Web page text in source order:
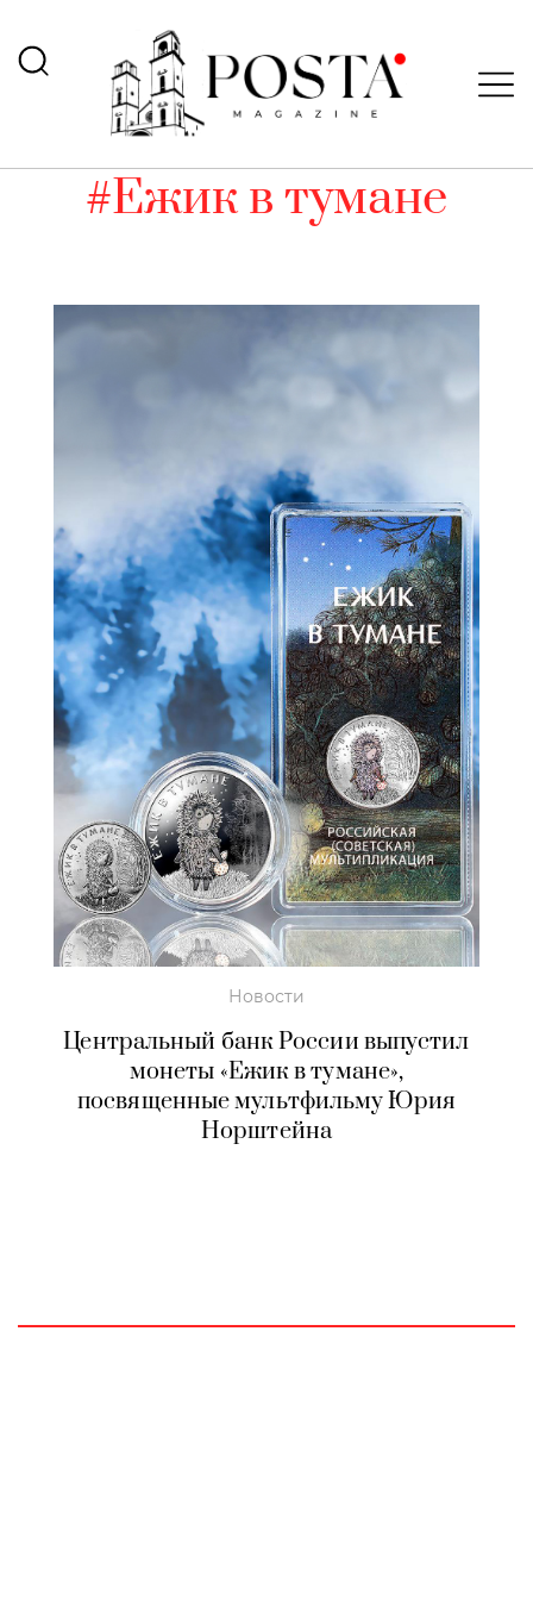
#Ежик в тумане
Новости
Центральный банк России выпустил
монеты «Ежик в тумане»,
посвященные мультфильму Юрия
Норштейна